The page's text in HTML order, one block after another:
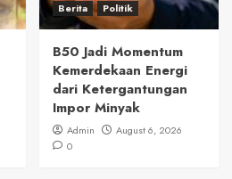
Berita Politik
B50 Jadi Momentum
Kemerdekaan Energi
dari Ketergantungan
Impor Minyak
Admin
August 6, 2026
0